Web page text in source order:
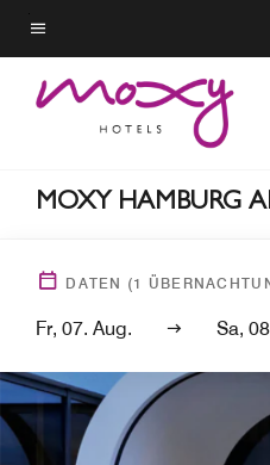
Skip
to
main
content
Menütext
MOXY HAMBURG
DATEN (1
Fr, 07. Aug. Sa,